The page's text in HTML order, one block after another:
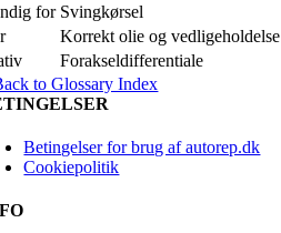
for Svingkørsel
Korrekt olie og vedligeholdelse
Forakseldifferentiale
to Glossary Index
Betingelser for brug af autorep.dk
Cookiepolitik